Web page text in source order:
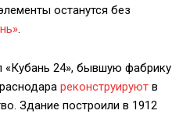
останутся без
.
«Кубань 24», бывшую фабрику
реконструируют в
Здание построили в 1912